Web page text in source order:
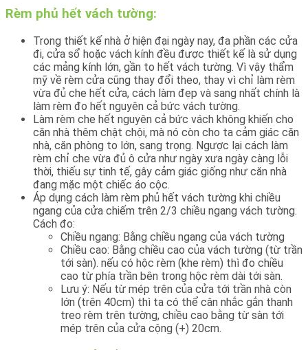
Rèm phủ hết vách tường:
Trong thiết kế nhà ở hiện đại ngày nay, đa phần các cửa
đi, cửa sổ hoặc vách kính đều được thiết kế là sử dụng
các mảng kính lớn, gần to hết vách tường. Vì vậy thẩm
mỹ về rèm cửa cũng thay đổi theo, thay vì chỉ làm rèm
vừa đủ che hết cửa, cách làm đẹp và sang nhất chính là
làm rèm đo hết nguyên cả bức vách tường.
Làm rèm che hết nguyên cả bức vách không khiến cho
căn nhà thêm chật chội, mà nó còn cho ta cảm giác căn
nhà, căn phòng to lớn, sang trọng. Ngược lại cách làm
rèm chỉ che vừa đủ ô cửa như ngày xưa ngày càng lỗi
thời, thiếu sự tinh tế, gây cảm giác giống như căn nhà
đang mặc một chiếc áo cộc.
Áp dụng cách làm rèm phủ hết vách tường khi chiều
ngang của cửa chiếm trên 2/3 chiều ngang vách tường.
Cách đo:
Chiều ngang: Bằng chiều ngang của vách tường
Chiều cao: Bằng chiều cao của vách tường (từ trần
tới sàn). nếu có hộc rèm (khe rèm) thì đo chiều
cao từ phía trần bên trong hộc rèm dài tới sàn.
Lưu ý: Nếu từ mép trên của cửa tới trần nhà còn
lớn (trên 40cm) thì ta có thể cân nhắc gắn thanh
treo rèm trên tường, chiều cao bằng từ sàn tới
mép trên của cửa cộng (+) 20cm.